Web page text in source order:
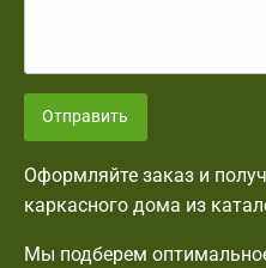
Отправить
Оформляйте заказ и
каркасного дома из
Мы подберем